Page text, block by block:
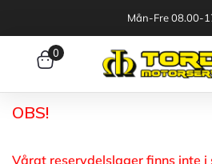
Mån-Fre 08.00-
0
OBS!
Vårat reservdelslager finns inte i